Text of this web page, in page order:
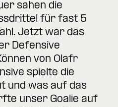
sahen die
für fast 5
Jetzt war das
Defensive
von Olafr
spielte die
und was auf das
unser Goalie auf